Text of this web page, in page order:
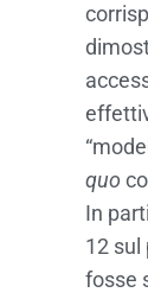
quo
In
12 sul
fosse